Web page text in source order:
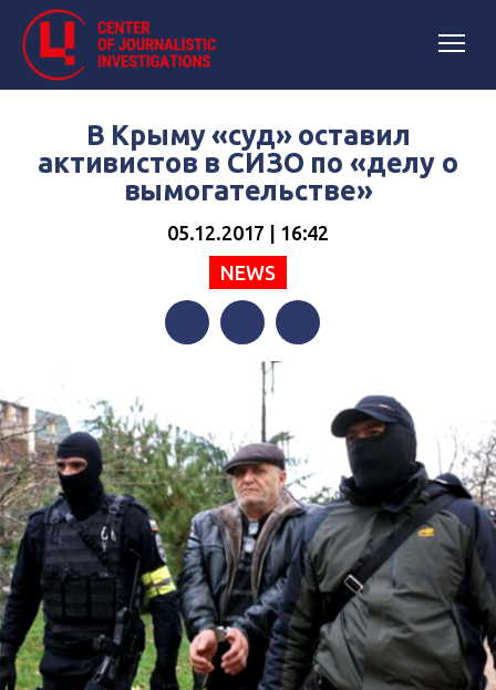
В Крыму «суд» оставил
активистов в СИЗО по «делу о
вымогательстве»
05.12.2017 | 16:42
NEWS
TwitterTelegram